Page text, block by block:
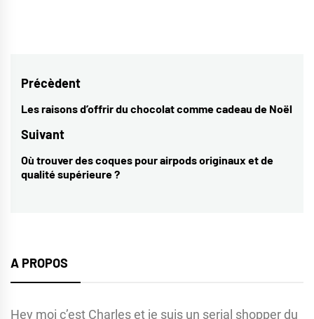
Navigation
de
l’article
Précèdent
Previous
post:
Les raisons d’offrir du chocolat comme cadeau de Noël
Suivant
Next
post:
Où trouver des coques pour airpods originaux et de
qualité supérieure ?
A PROPOS
Hey moi c’est Charles et je suis un serial shopper du